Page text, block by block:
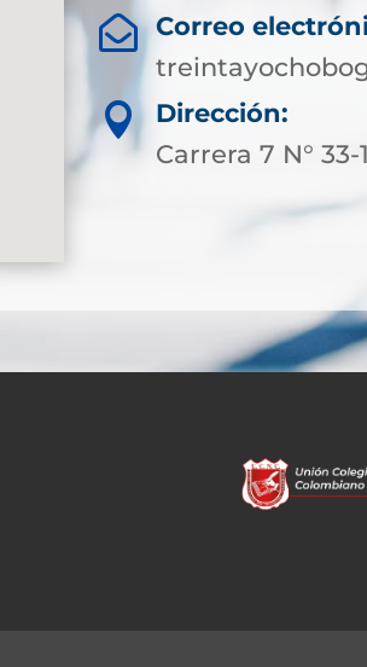

Correo

Dirección:
Carrera 7 N° 33-